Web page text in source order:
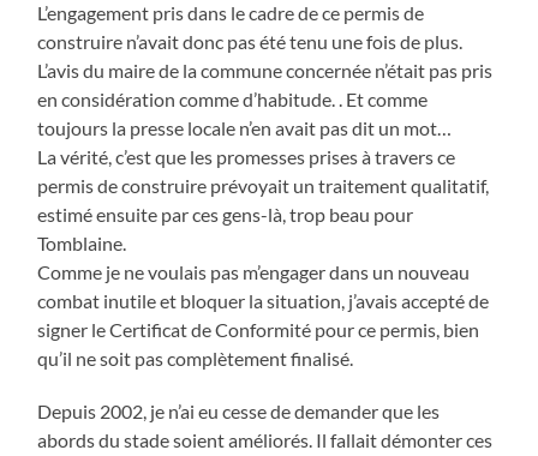
L’engagement pris dans le cadre de ce permis de
construire n’avait donc pas été tenu une fois de plus.
L’avis du maire de la commune concernée n’était pas pris
en considération comme d’habitude. . Et comme
toujours la presse locale n’en avait pas dit un mot…
La vérité, c’est que les promesses prises à travers ce
permis de construire prévoyait un traitement qualitatif,
estimé ensuite par ces gens-là, trop beau pour
Tomblaine.
Comme je ne voulais pas m’engager dans un nouveau
combat inutile et bloquer la situation, j’avais accepté de
signer le Certificat de Conformité pour ce permis, bien
qu’il ne soit pas complètement finalisé.
Depuis 2002, je n’ai eu cesse de demander que les
abords du stade soient améliorés. Il fallait démonter ces